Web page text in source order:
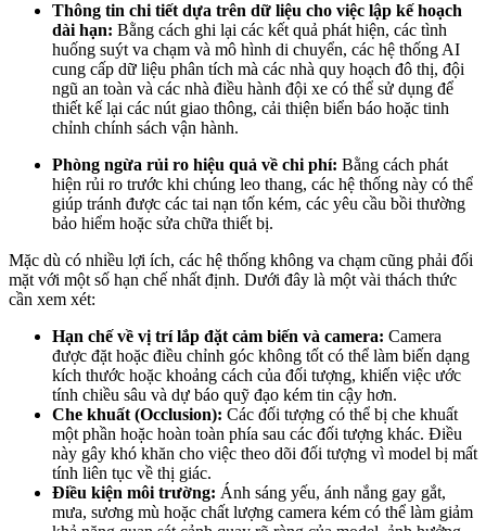
Thông tin chi tiết dựa trên dữ liệu cho việc lập kế hoạch
dài hạn: Bằng cách ghi lại các kết quả phát hiện, các tình
huống suýt va chạm và mô hình di chuyển, các hệ thống AI
cung cấp dữ liệu phân tích mà các nhà quy hoạch đô thị, đội
ngũ an toàn và các nhà điều hành đội xe có thể sử dụng để
thiết kế lại các nút giao thông, cải thiện biển báo hoặc tinh
chỉnh chính sách vận hành.
Phòng ngừa rủi ro hiệu quả về chi phí: Bằng cách phát
hiện rủi ro trước khi chúng leo thang, các hệ thống này có thể
giúp tránh được các tai nạn tốn kém, các yêu cầu bồi thường
bảo hiểm hoặc sửa chữa thiết bị.
Mặc dù có nhiều lợi ích, các hệ thống không va chạm cũng phải đối
mặt với một số hạn chế nhất định. Dưới đây là một vài thách thức
cần xem xét:
Hạn chế về vị trí lắp đặt cảm biến và camera: Camera
được đặt hoặc điều chỉnh góc không tốt có thể làm biến dạng
kích thước hoặc khoảng cách của đối tượng, khiến việc ước
tính chiều sâu và dự báo quỹ đạo kém tin cậy hơn.
Che khuất (Occlusion): Các đối tượng có thể bị che khuất
một phần hoặc hoàn toàn phía sau các đối tượng khác. Điều
này gây khó khăn cho việc theo dõi đối tượng vì model bị mất
tính liên tục về thị giác.
Điều kiện môi trường: Ánh sáng yếu, ánh nắng gay gắt,
mưa, sương mù hoặc chất lượng camera kém có thể làm giảm